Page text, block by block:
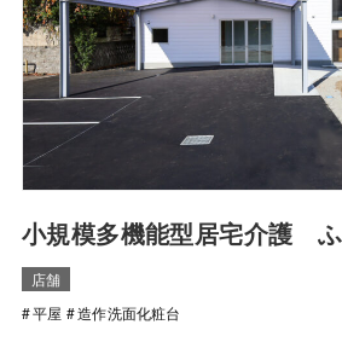
⼩規模多機能型居宅介護
店舗
平屋
造作洗面化粧台